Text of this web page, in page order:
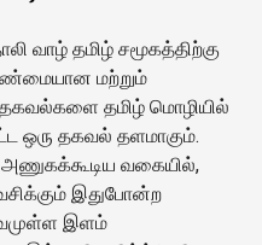
வாழ் தமிழ் சமூகத்திற்கு
உண்மையான மற்றும்
தமிழ் மொழியில்
ஒரு தகவல் தளமாகும்.
வகையில்,
இதுபோன்ற
இளம்